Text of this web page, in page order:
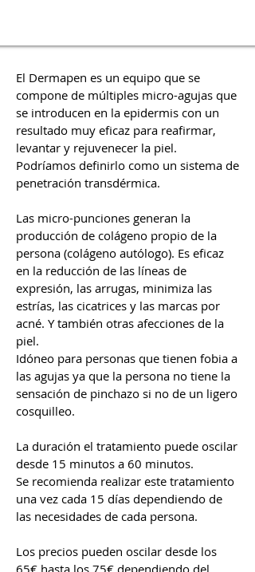
El Dermapen es un equipo que se
compone de múltiples micro-agujas que
se introducen en la epidermis con un
resultado muy eficaz para reafirmar,
levantar y rejuvenecer la piel.
Podríamos definirlo como un sistema de
penetración transdérmica.
Las micro-punciones generan la
producción de colágeno propio de la
persona (colágeno autólogo). Es eficaz
en la reducción de las líneas de
expresión, las arrugas, minimiza las
estrías, las cicatrices y las marcas por
acné. Y también otras afecciones de la
piel.
Idóneo para personas que tienen fobia a
las agujas ya que la persona no tiene la
sensación de pinchazo si no de un ligero
cosquilleo.
La duración el tratamiento puede oscilar
desde 15 minutos a 60 minutos.
Se recomienda realizar este tratamiento
una vez cada 15 días dependiendo de
las necesidades de cada persona.
Los precios pueden oscilar desde los